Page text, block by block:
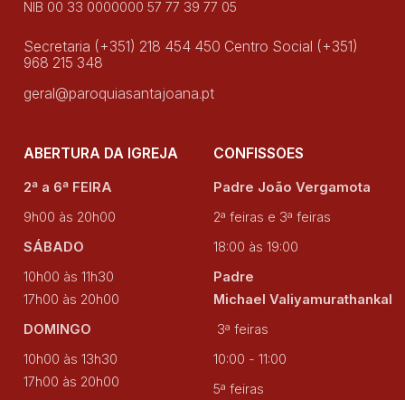
NIB 00 33 0000000 57 77 39 77 05
Secretaria (+351) 218 454 450 Centro Social (+351)
968 215 348
geral@paroquiasantajoana.pt
ABERTURA DA IGREJA
2ª a 6ª FEIRA
9h00 às 20h00
SÁBADO
10h00 às 11h30
17h00 às 20h00
DOMINGO
10h00 às 13h30
17h00 às 20h00
CONFISSÕES
Padre João Vergamota
2ª feiras e 3ª feiras
18:00 às 19:00
Padre
Michael Valiyamurathankal
3ª feiras
10:00 - 11:00
5ª feiras